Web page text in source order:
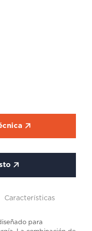
Características
para